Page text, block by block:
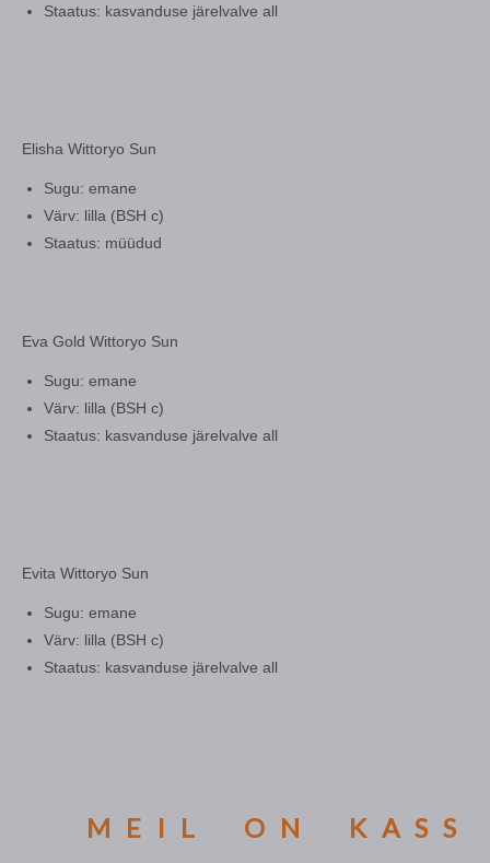
Staatus: kasvanduse järelvalve all
Elisha Wittoryo Sun
Sugu: emane
Värv: lilla (BSH c)
Staatus: müüdud
Eva Gold Wittoryo Sun
Sugu: emane
Värv: lilla (BSH c)
Staatus: kasvanduse järelvalve all
Evita Wittoryo Sun
Sugu: emane
Värv: lilla (BSH c)
Staatus: kasvanduse järelvalve all
MEIL ON